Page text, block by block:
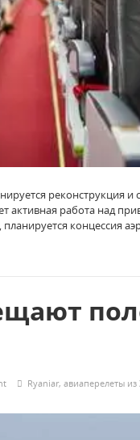
реконструкция
активная работа над
концессия
Ryaniar, авиаперелеты из